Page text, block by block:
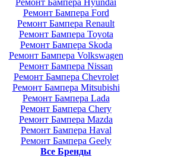
Ремонт Бампера Hyundai
Ремонт Бампера Ford
Ремонт Бампера Renault
Ремонт Бампера Toyota
Ремонт Бампера Skoda
Ремонт Бампера Volkswagen
Ремонт Бампера Nissan
Ремонт Бампера Chevrolet
Ремонт Бампера Mitsubishi
Ремонт Бампера Lada
Ремонт Бампера Chery
Ремонт Бампера Mazda
Ремонт Бампера Haval
Ремонт Бампера Geely
Все Бренды